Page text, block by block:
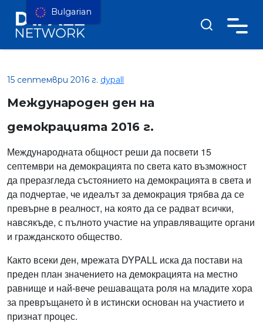
15 септември 2016 г. dypall
Международен ден на
демокрацията 2016 г.
Международната общност реши да посвети 15
септември на демокрацията по света като възможност
да преразгледа състоянието на демокрацията в света и
да подчертае, че идеалът за демокрация трябва да се
превърне в реалност, на която да се радват всички,
навсякъде, с пълното участие на управляващите органи
и гражданското общество.
Както всеки ден, мрежата DYPALL иска да постави на
преден план значението на демокрацията на местно
равнище и най-вече решаващата роля на младите хора
за превръщането ѝ в истински основан на участието и
признат процес.
Bulgarian